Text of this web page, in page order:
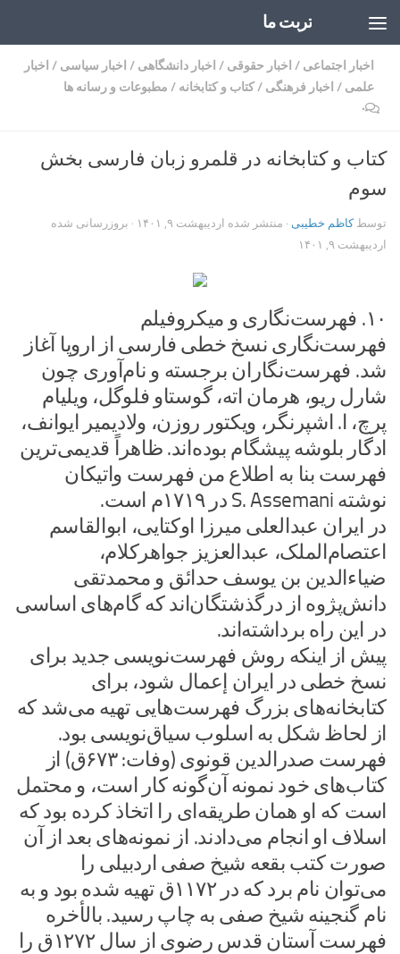
تربت ما
اخبار اجتماعی / اخبار حقوقی / اخبار دانشگاهی / اخبار سیاسی / اخبار
علمی / اخبار فرهنگی /کتاب و کتابخانه / مطبوعات و رسانه ها
۰
کتاب و کتابخانه در قلمرو زبان فارسی بخش
سوم
توسطکاظم خطیبی · منتشر شده اردیبهشت ۹, ۱۴۰۱
· بروزرسانی شده
اردیبهشت ۹, ۱۴۰۱
۱۰. فهرست‌نگاری و میکروفیلم
فهرست‌نگاری نسخ خطی فارسی از اروپا آغاز
شد. فهرست‌نگاران برجسته و نام‌آوری چون
شارل ریو، هرمان اته، گوستاو فلوگل، ویلیام
پرچ، ا. اشپرنگر، ویکتور روزن، ولادیمیر ایوانف،
ادگار بلوشه پیشگام بوده‌اند. ظاهراً قدیمی‌ترین
فهرست بنا به اطلاع من فهرست واتیکان
نوشته S. Assemani در ۱۷۱۹م است.
در ایران عبدالعلی میرزا اوکتایی، ابوالقاسم
اعتصام‌الملک، عبدالعزیز جواهرکلام،
ضیاءالدین بن یوسف حدائق و محمدتقی
دانش‌پژوه از درگذشتگان‌اند که گام‌های اساسی
در این راه برداشته‌اند.
پیش از اینکه روش فهرست‌نویسی جدید برای
نسخ خطی در ایران إعمال شود، برای
کتابخانه‌های بزرگ فهرست‌هایی تهیه می‌شد که
از لحاظ شکل به اسلوب سیاق‌نویسی بود.
فهرست صدرالدین قونوی (وفات: ۶۷۳ق) از
کتاب‌های خود نمونه آن‌گونه کار است، و محتمل
است که او همان طریقه‌ای را اتخاذ کرده بود که
اسلاف او انجام می‌دادند. از نمونه‌های بعد از آن
صورت کتب بقعه شیخ صفی اردبیلی را
می‌توان نام برد که در ۱۱۷۲ق تهیه شده بود و به
نام گنجینه شیخ صفی به چاپ رسید. بالأخره
فهرست آستان قدس رضوی از سال ۱۲۷۲ق را